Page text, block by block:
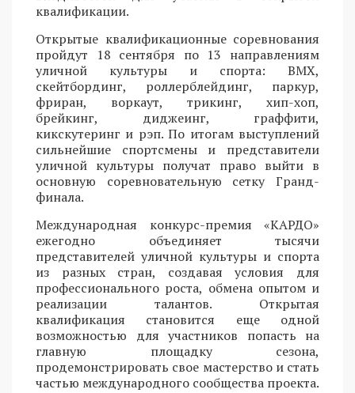
квалификации.
Открытые квалификационные соревнования
пройдут 18 сентября по 13 направлениям
уличной культуры и спорта: BMX,
скейтбординг, роллерблейдинг, паркур,
фриран, воркаут, трикинг, хип-хоп,
брейкинг, диджеинг, граффити,
кикскутеринг и рэп. По итогам выступлений
сильнейшие спортсмены и представители
уличной культуры получат право выйти в
основную соревновательную сетку Гранд-
финала.
Международная конкурс-премия «КАРДО»
ежегодно объединяет тысячи
представителей уличной культуры и спорта
из разных стран, создавая условия для
профессионального роста, обмена опытом и
реализации талантов. Открытая
квалификация становится еще одной
возможностью для участников попасть на
главную площадку сезона,
продемонстрировать свое мастерство и стать
частью международного сообщества проекта.